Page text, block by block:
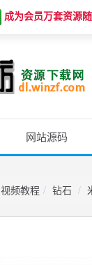
成为会员万套资源
网站源码
视频教程 钻石